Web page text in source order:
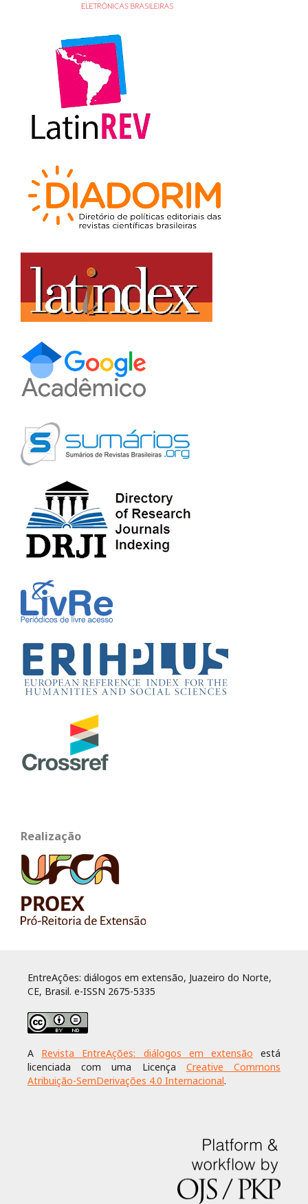
Realização
EntreAções: diálogos em extensão, Juazeiro do Norte,
CE, Brasil. e-ISSN 2675-5335
A Revista EntreAções: diálogos em extensão está
licenciada com uma Licença Creative Commons
Atribuição-SemDerivações 4.0 Internacional.